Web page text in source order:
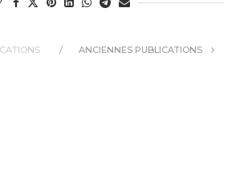
ANCIENNES PUBLICATIONS